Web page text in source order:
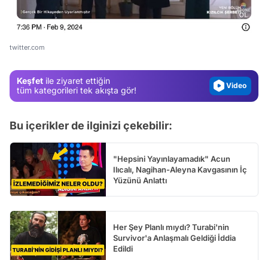
twitter.com
Keşfet ile ziyaret ettiğin
tüm kategorileri tek akışta gör!
Test
Gündem
Test
Bu içerikler de ilginizi çekebilir:
"Hepsini Yayınlayamadık" Acun
Ilıcalı, Nagihan-Aleyna Kavgasının İç
Yüzünü Anlattı
Her Şey Planlı mıydı? Turabi'nin
Survivor'a Anlaşmalı Geldiği İddia
Edildi